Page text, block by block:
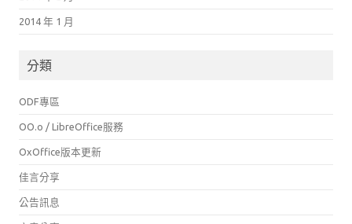
2014 年 1 月
分類
ODF專區
OO.o / LibreOffice服務
OxOffice版本更新
佳言分享
公告訊息